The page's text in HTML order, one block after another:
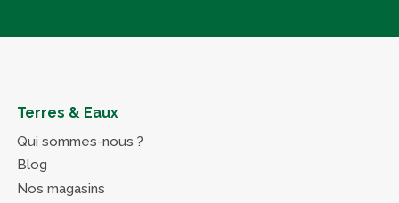
Terres & Eaux
Qui sommes-nous ?
Blog
Nos magasins